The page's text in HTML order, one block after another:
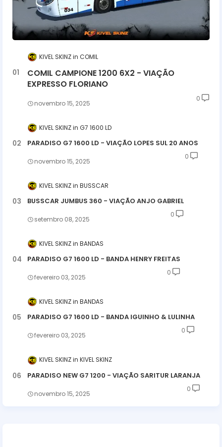
KIVEL SKINZ COMIL
COMIL CAMPIONE 1200 6X2 - VIAÇÃO
EXPRESSO FLORIANO
novembro 15, 2025
0
KIVEL SKINZ G7 1600 LD
PARADISO G7 1600 LD - VIAÇÃO LOPES SUL 20 ANOS
novembro 15, 2025
0
KIVEL SKINZ BUSSCAR
BUSSCAR JUMBUS 360 - VIAÇÃO ANJO GABRIEL
setembro 08, 2025
0
KIVEL SKINZ BANDAS
PARADISO G7 1600 LD - BANDA HENRY FREITAS
fevereiro 03, 2025
0
KIVEL SKINZ BANDAS
PARADISO G7 1600 LD - BANDA IGUINHO & LULINHA
fevereiro 03, 2025
0
KIVEL SKINZ KIVEL SKINZ
PARADISO NEW G7 1200 - VIAÇÃO SARITUR LARANJA
novembro 15, 2025
0